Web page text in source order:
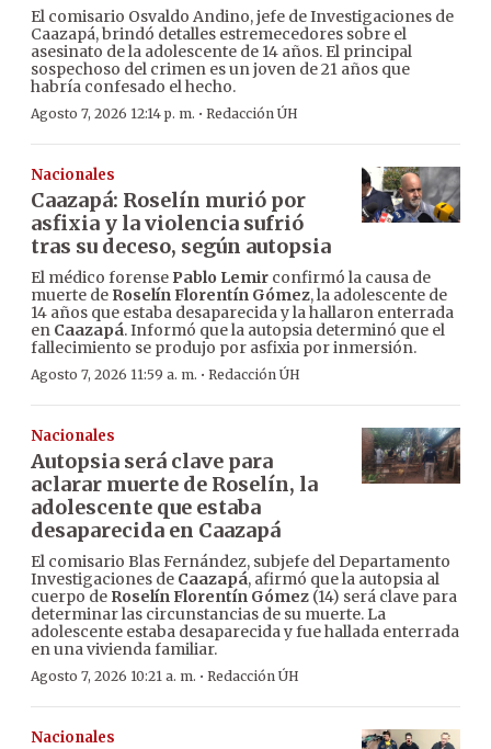
El comisario Osvaldo Andino, jefe de Investigaciones de
Caazapá, brindó detalles estremecedores sobre el
asesinato de la adolescente de 14 años. El principal
sospechoso del crimen es un joven de 21 años que
habría confesado el hecho.
Agosto 7, 2026 12:14 p. m. · Redacción ÚH
Nacionales
Caazapá: Roselín murió por
asfixia y la violencia sufrió
tras su deceso, según autopsia
El médico forense Pablo Lemir confirmó la causa de
muerte de Roselín Florentín Gómez, la adolescente de
14 años que estaba desaparecida y la hallaron enterrada
en Caazapá. Informó que la autopsia determinó que el
fallecimiento se produjo por asfixia por inmersión.
Agosto 7, 2026 11:59 a. m. · Redacción ÚH
Nacionales
Autopsia será clave para
aclarar muerte de Roselín, la
adolescente que estaba
desaparecida en Caazapá
El comisario Blas Fernández, subjefe del Departamento
Investigaciones de Caazapá, afirmó que la autopsia al
cuerpo de Roselín Florentín Gómez (14) será clave para
determinar las circunstancias de su muerte. La
adolescente estaba desaparecida y fue hallada enterrada
en una vivienda familiar.
Agosto 7, 2026 10:21 a. m. · Redacción ÚH
Nacionales